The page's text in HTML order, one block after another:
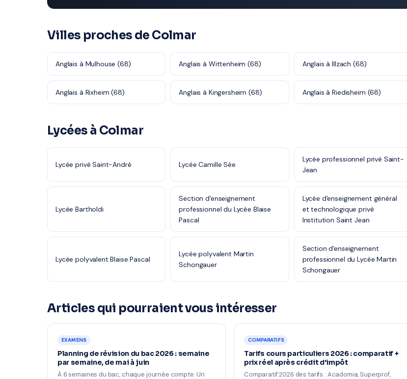
Villes proches de Colmar
Anglais à Mulhouse (68) Anglais à Wittenheim (68) Anglais à Illzach (68)
Anglais à Rixheim (68) Anglais à Kingersheim (68) Anglais à Riedisheim (68)
Lycées à Colmar
Lycée privé Saint-André Lycée Camille Sée
Lycée professionnel privé Saint-
Jean
Lycée Bartholdi
Section d'enseignement
professionnel du Lycée Blaise
Pascal
Lycée d'enseignement général
et technologique privé
Institution Saint Jean
Lycée polyvalent Blaise Pascal
Lycée polyvalent Martin
Schongauer
Section d'enseignement
professionnel du Lycée Martin
Schongauer
Articles qui pourraient vous intéresser
EXAMENS
Planning de révision du bac 2026 : semaine
par semaine, de mai à juin
À 6 semaines du bac, chaque journée compte. Un
COMPARATIFS
Tarifs cours particuliers 2026 : comparatif +
prix réel après crédit d'impôt
Comparatif 2026 des tarifs : Acadomia, Superprof,